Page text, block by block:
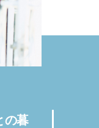
の暮